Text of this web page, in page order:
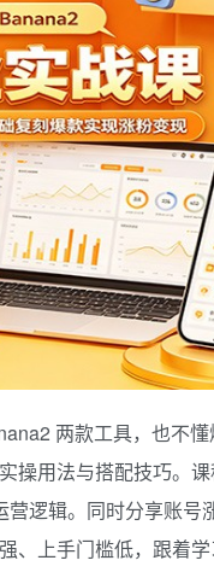
两款工具，也不懂
操用法与搭配技巧。
逻辑。同时分享账号
、上手门槛低，跟着